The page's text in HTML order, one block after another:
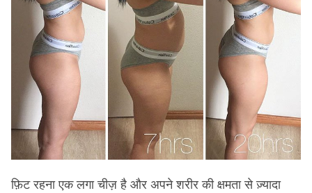
फ़िट रहना एक लगा चीज़ है और अपने शरीर की क्षमता से ज़्यादा